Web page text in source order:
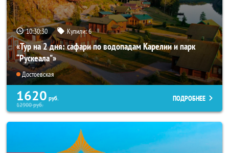
10:30:29 Купили:6
«Тур на 2 дня: сафари по водопадам Карелии и парк
“Рускеала"»
Достоевская
1620 руб.
12900руб.
ПОДРОБНЕЕ